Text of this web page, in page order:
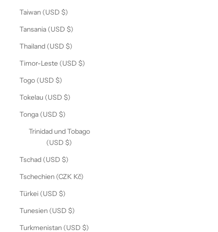
Taiwan (USD $)
Tansania (USD $)
Thailand (USD $)
Timor-Leste (USD $)
Togo (USD $)
Tokelau (USD $)
Tonga (USD $)
Trinidad und Tobago
(USD $)
Tschad (USD $)
Tschechien (CZK Kč)
Türkei (USD $)
Tunesien (USD $)
Turkmenistan (USD $)